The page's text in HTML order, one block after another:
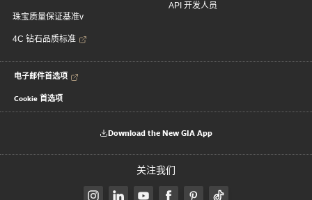
珠宝质量保证基准v
4C 钻石品质标准
API 开发人员
电子邮件首选项
Cookie 首选项
Download the New GIA App
关注我们